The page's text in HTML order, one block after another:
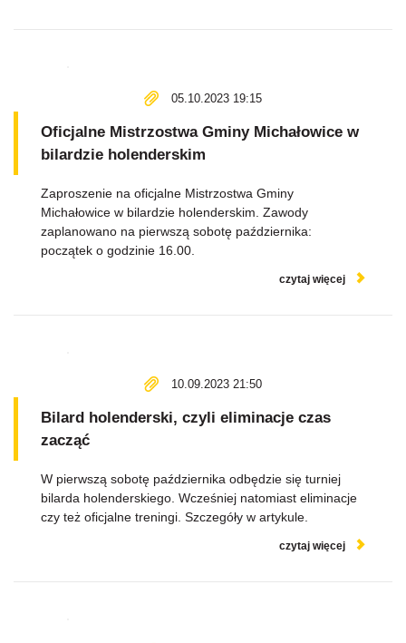
05.10.2023 19:15
Oficjalne Mistrzostwa Gminy Michałowice w
bilardzie holenderskim
Zaproszenie na oficjalne Mistrzostwa Gminy
Michałowice w bilardzie holenderskim. Zawody
zaplanowano na pierwszą sobotę października:
początek o godzinie 16.00.
czytaj więcej
10.09.2023 21:50
Bilard holenderski, czyli eliminacje czas
zacząć
W pierwszą sobotę października odbędzie się turniej
bilarda holenderskiego. Wcześniej natomiast eliminacje
czy też oficjalne treningi. Szczegóły w artykule.
czytaj więcej